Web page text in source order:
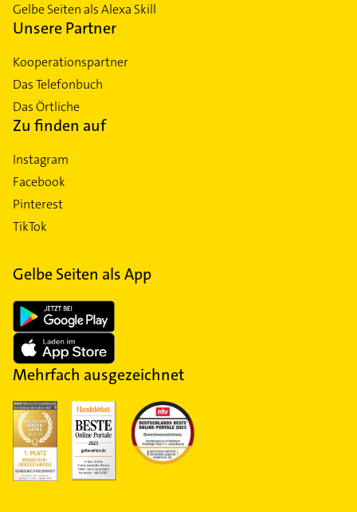
Gelbe Seiten als Alexa Skill
Unsere Partner
Kooperationspartner
Das Telefonbuch
Das Örtliche
Zu finden auf
Instagram
Facebook
Pinterest
TikTok
Gelbe Seiten als App
Mehrfach ausgezeichnet